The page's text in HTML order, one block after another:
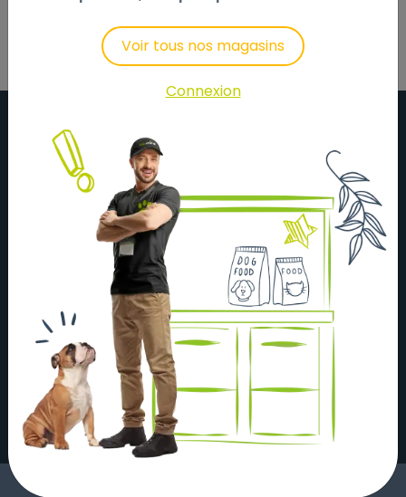
À propos
Actualités
Nos magasins
Nos partenaires
Nous contacter
Mentions légales
Recrutement
Devenir Franchisé
Conditions générales de vente
Voir tous nos magasins
Connexion